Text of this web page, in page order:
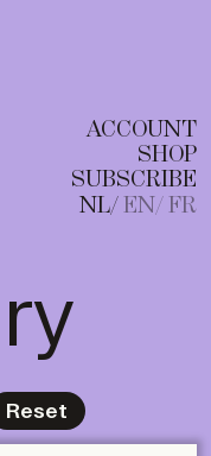
ACCOUNT
SHOP
SUBSCRIBE
NL EN FR
Reset